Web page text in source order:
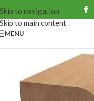
Skip to navigation
Skip to main content
MENU